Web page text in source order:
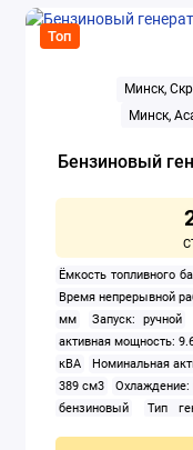
Топ
Минск,
Минск,
Бензиновый
Ёмкость топливного
Время непрерывной
мм
Запуск: ручной
активная мощность:
кВА
Номинальная
389 см3
Охлаждение:
бензиновый
Тип